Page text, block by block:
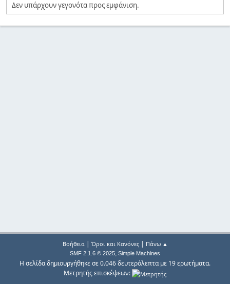
Δεν υπάρχουν γεγονότα προς εμφάνιση.
Βοήθεια| Όροι και Κανόνες| Πάνω ▲
SMF 2.1.6 © 2025, Simple Machines
Η σελίδα δημιουργήθηκε σε 0.046 δευτερόλεπτα με 19 ερωτήματα.
Μετρητής επισκέψεων: